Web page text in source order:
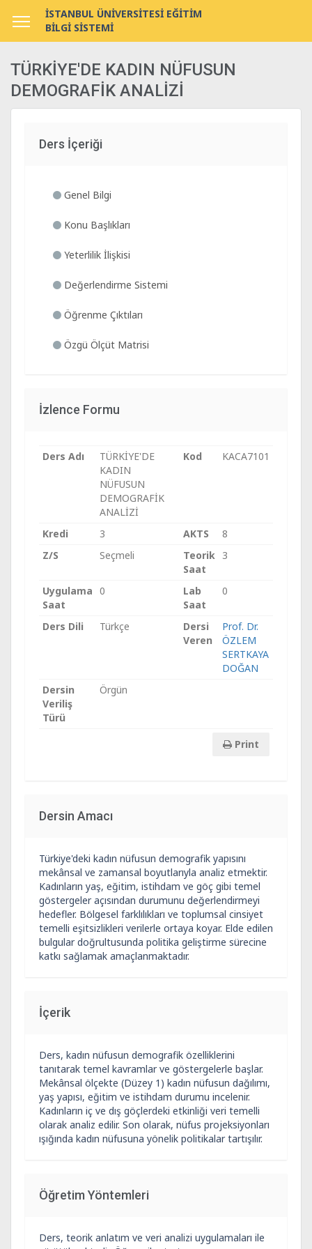
İSTANBUL ÜNİVERSİTESİ EĞİTİM
BİLGİ SİSTEMİ
TÜRKİYE'DE KADIN NÜFUSUN
DEMOGRAFİK ANALİZİ
Ders İçeriği
Genel Bilgi
Konu Başlıkları
Yeterlilik İlişkisi
Değerlendirme Sistemi
Öğrenme Çıktıları
Özgü Ölçüt Matrisi
İzlence Formu
Ders Adı
TÜRKİYE'DE
KADIN
NÜFUSUN
DEMOGRAFİK
ANALİZİ
Kod KACA7101
Kredi 3 AKTS
8
Z/S
Seçmeli
Teorik
Saat
3
Uygulama
Saat
0
Lab
Saat
0
Ders Dili Türkçe
Dersi
Veren
Prof. Dr.
ÖZLEM
SERTKAYA
DOĞAN
Dersin
Veriliş
Türü
Örgün
Print
Dersin Amacı
Türkiye'deki kadın nüfusun demografik yapısını
mekânsal ve zamansal boyutlarıyla analiz etmektir.
Kadınların yaş, eğitim, istihdam ve göç gibi temel
göstergeler açısından durumunu değerlendirmeyi
hedefler. Bölgesel farklılıkları ve toplumsal cinsiyet
temelli eşitsizlikleri verilerle ortaya koyar. Elde edilen
bulgular doğrultusunda politika geliştirme sürecine
katkı sağlamak amaçlanmaktadır.
İçerik
Ders, kadın nüfusun demografik özelliklerini
tanıtarak temel kavramlar ve göstergelerle başlar.
Mekânsal ölçekte (Düzey 1) kadın nüfusun dağılımı,
yaş yapısı, eğitim ve istihdam durumu incelenir.
Kadınların iç ve dış göçlerdeki etkinliği veri temelli
olarak analiz edilir. Son olarak, nüfus projeksiyonları
ışığında kadın nüfusuna yönelik politikalar tartışılır.
Öğretim Yöntemleri
Ders, teorik anlatım ve veri analizi uygulamaları ile